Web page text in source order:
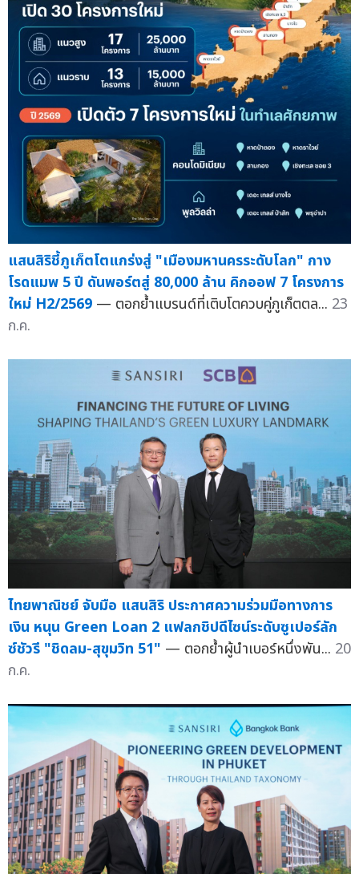
แสนสิริชี้ภูเก็ตโตแกร่งสู่ "เมืองมหานครระดับโลก" กาง
โรดแมพ 5 ปี ดันพอร์ตสู่ 80,000 ล้าน คิกออฟ 7 โครงการ
ใหม่ H2/2569 — ตอกย้ำแบรนด์ที่เติบโตควบคู่ภูเก็ตตล... 23
ก.ค.
ไทยพาณิชย์ จับมือ แสนสิริ ประกาศความร่วมมือทางการ
เงิน หนุน Green Loan 2 แฟลกชิปดีไซน์ระดับซูเปอร์ลัก
ซ์ชัวรี "ชิดลม-สุขุมวิท 51" — ตอกย้ำผู้นำเบอร์หนึ่งพัน... 20
ก.ค.